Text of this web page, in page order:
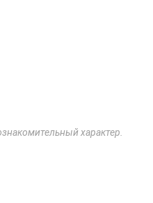
характер.